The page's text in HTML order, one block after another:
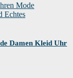
Damen Kleid Uhr